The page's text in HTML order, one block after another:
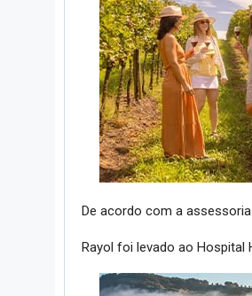
De acordo com a
Rayol foi levado ao Hospital